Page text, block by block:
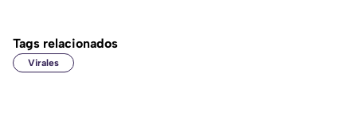
Tags relacionados
Virales